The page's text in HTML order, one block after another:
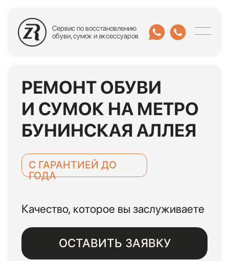
Сервис по восстановлению
обуви, сумок и аксессуаров
И СУМОК НА МЕТРО
БУНИНСКАЯ АЛЛЕЯ
С ГАРАНТИЕЙ ДО
ГОДА
ОСТАВИТЬ ЗАЯВКУ